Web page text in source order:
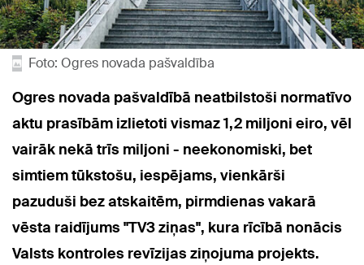
Foto: Ogres novada pašvaldība
Ogres novada pašvaldībā neatbilstoši normatīvo
aktu prasībām izlietoti vismaz 1,2 miljoni eiro, vēl
vairāk nekā trīs miljoni - neekonomiski, bet
simtiem tūkstošu, iespējams, vienkārši
pazuduši bez atskaitēm, pirmdienas vakarā
vēsta raidījums "TV3 ziņas", kura rīcībā nonācis
Valsts kontroles revīzijas ziņojuma projekts.